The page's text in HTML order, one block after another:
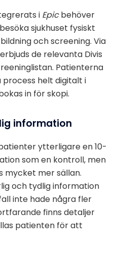
i Epicbehöver
sjukhuset fysiskt
och screening. Via
de relevanta Divis
Patienterna
helt digitalt i
in för skopi.
information
ytterligare en 10-
som en kontroll, men
mycket mer sällan.
och tydlig information
inte hade några fler
finns detaljer
patienten för att